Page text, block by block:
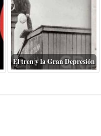
El tren y la Gran Depresión